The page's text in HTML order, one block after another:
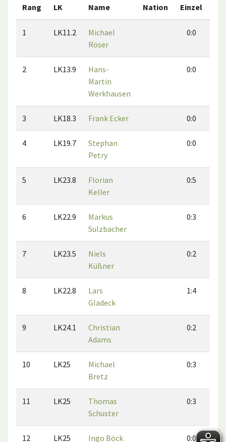
Rang LK Name Nation Einzel
1 LK11.2
Michael
Röser
0:0
2 LK13.9
Hans-
Martin
Werkhausen
0:0
3 LK18.3 Frank Ecker 0:0
4 LK19.7
Stephan
Petry
0:0
5 LK23.8
Florian
Keller
0:5
6 LK22.9
Markus
Sulzbacher
0:3
7 LK23.5
Niels
Küßner
0:2
8 LK22.8
Lars
Gladeck
1:4
9 LK24.1
Christian
Adams
0:2
10 LK25
Michael
Bretz
0:3
11 LK25
Thomas
Schuster
0:3
12 LK25 Ingo Böck 0:0